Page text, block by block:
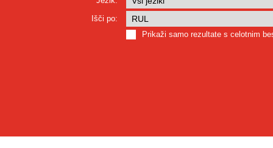
Išči po:
Prikaži samo rezultate s celotnim